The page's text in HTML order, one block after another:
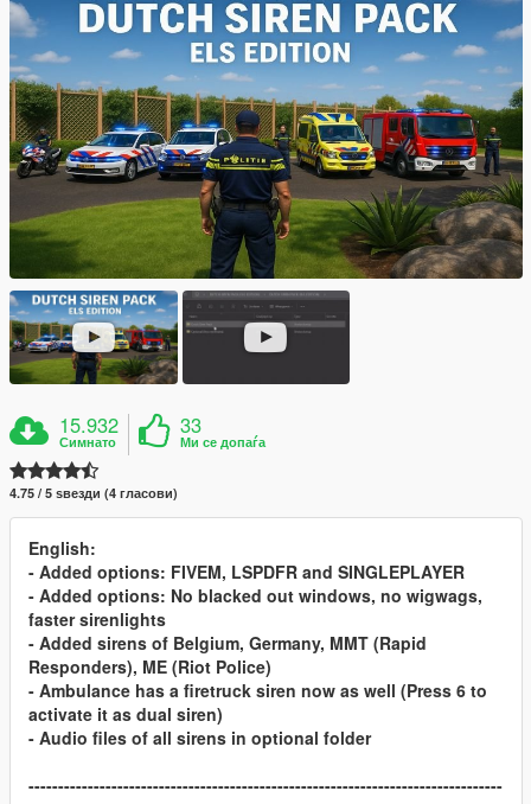
15.932
Симнато
33
Ми се допаѓа
4.75 / 5 ѕвезди (4 гласови)
English:
- Added options: FIVEM, LSPDFR and SINGLEPLAYER
- Added options: No blacked out windows, no wigwags,
faster sirenlights
- Added sirens of Belgium, Germany, MMT (Rapid
Responders), ME (Riot Police)
- Ambulance has a firetruck siren now as well (Press 6 to
activate it as dual siren)
- Audio files of all sirens in optional folder
--------------------------------------------------------------------------------